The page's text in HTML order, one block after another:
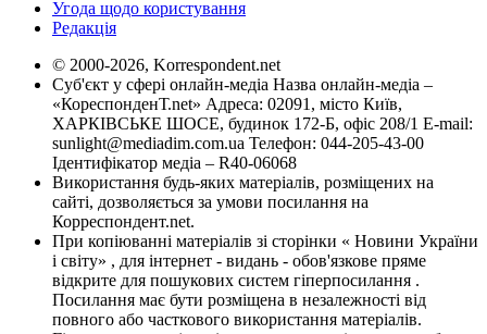
Угода щодо користування
Редакція
© 2000-2026, Korrespondent.net
Суб'єкт у сфері онлайн-медіа Назва онлайн-медіа –
«КореспонденТ.net» Адреса: 02091, місто Київ,
ХАРКІВСЬКЕ ШОСЕ, будинок 172-Б, офіс 208/1 E-mail:
sunlight@mediadim.com.ua Телефон: 044-205-43-00
Ідентифікатор медіа – R40-06068
Використання будь-яких матеріалів, розміщених на
сайті, дозволяється за умови посилання на
Корреспондент.net.
При копіюванні матеріалів зі сторінки « Новини України
і світу» , для інтернет - видань - обов'язкове пряме
відкрите для пошукових систем гіперпосилання .
Посилання має бути розміщена в незалежності від
повного або часткового використання матеріалів.